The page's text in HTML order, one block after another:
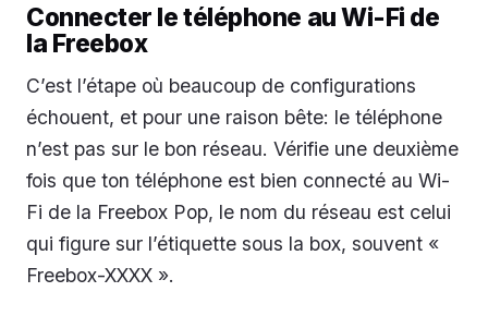
Connecter le téléphone au Wi-Fi de
la Freebox
C’est l’étape où beaucoup de configurations
échouent, et pour une raison bête: le téléphone
n’est pas sur le bon réseau. Vérifie une deuxième
fois que ton téléphone est bien connecté au Wi-
Fi de la Freebox Pop, le nom du réseau est celui
qui figure sur l’étiquette sous la box, souvent «
Freebox-XXXX ».